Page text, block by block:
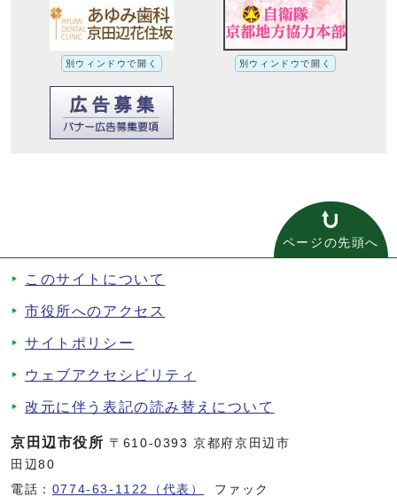
別ウィンドウで開く 別ウィンドウで開く
ページの先頭へ
このサイトについて
市役所へのアクセス
サイトポリシー
ウェブアクセシビリティ
改元に伴う表記の読み替えについて
京田辺市役所 〒610-0393 京都府京田辺市
田辺80
電話： 0774-63-1122（代表） ファック